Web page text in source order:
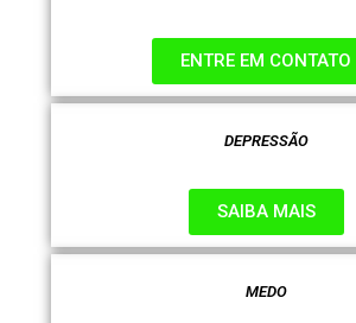
ENTRE EM CONTATO
DEPRESSÃO
SAIBA MAIS
MEDO